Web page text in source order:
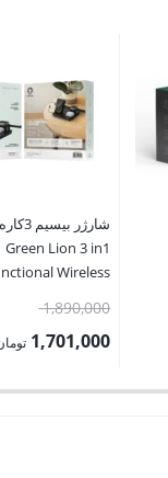
شارژر
Green Lion 3 in1
Wireless
1,890,000قیمت
اصلی:
بود.
1,701,000